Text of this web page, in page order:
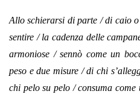
Allo schierarsi di parte / di caio
sentire / la cadenza delle
armoniose / sennò come un
peso e due misure / di chi
chi pelo su pelo / consuma